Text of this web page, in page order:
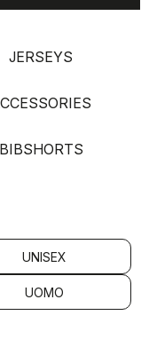
JERSEYS
BIBSHORTS
UNISEX
UOMO